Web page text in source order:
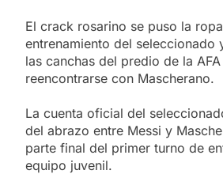
El crack rosarino se puso la
entrenamiento del seleccionado
las canchas del predio de la
reencontrarse con Mascherano.
La cuenta oficial del
del abrazo entre Messi y
parte final del primer turno de
equipo juvenil.